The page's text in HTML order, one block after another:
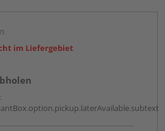
im Liefergebiet